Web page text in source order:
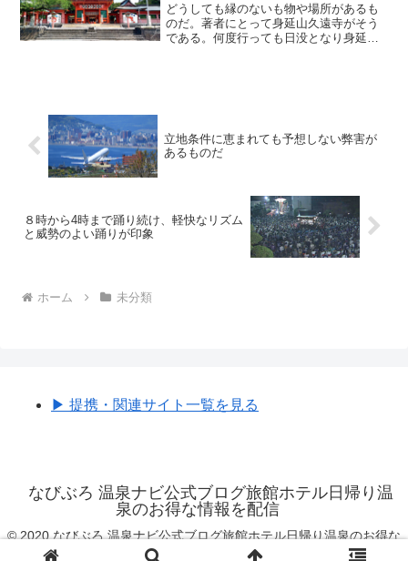
どうしても縁のないも物や場所があるも
のだ。著者にとって身延山久遠寺がそう
である。何度行っても日没となり身延山
立地条件に恵まれても予想しない弊害が
あるものだ
８時から4時まで踊り続け、軽快なリズム
と威勢のよい踊りが印象
ホーム 未分類
▶︎ 提携・関連サイト一覧を見る
なびぶろ 温泉ナビ公式ブログ旅館ホテル日帰り温
泉のお得な情報を配信
© 2020 なびぶろ 温泉ナビ公式ブログ旅館ホテル日帰り温泉のお得な